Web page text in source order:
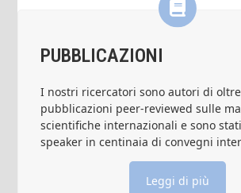
PUBBLICAZIONI
I nostri ricercatori sono autori di
pubblicazioni peer-reviewed sulle
scientifiche internazionali e sono
speaker in centinaia di convegni
Leggi di più